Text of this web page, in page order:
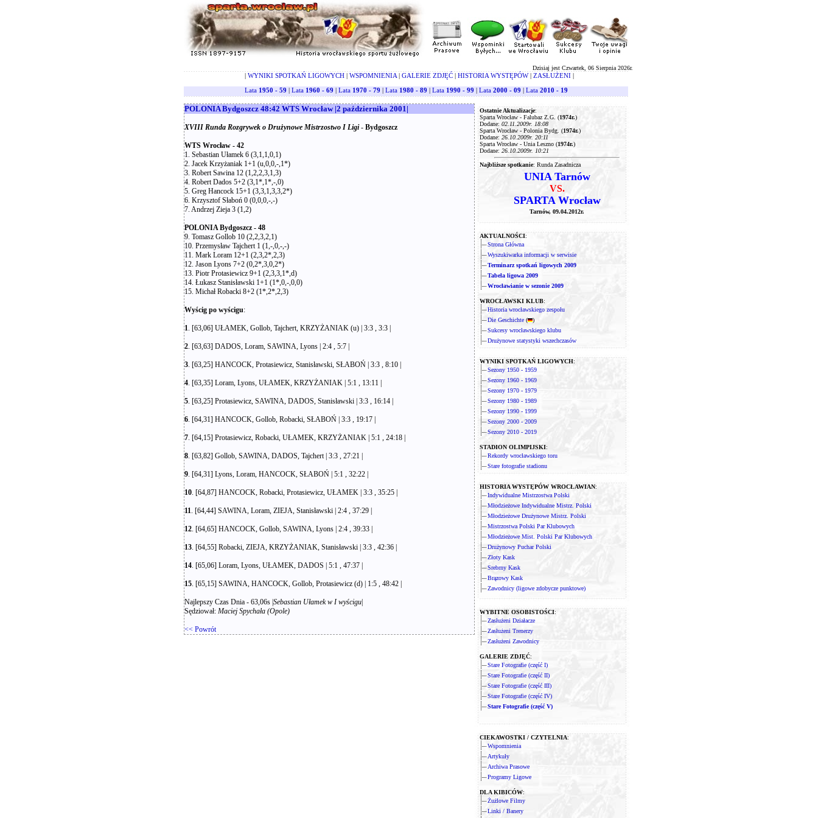
Dzisiaj jest Czwartek, 06 Sierpnia 2026r.
| WYNIKI SPOTKAŃ LIGOWYCH| WSPOMNIENIA| GALERIE ZDJĘĆ| HISTORIA WYSTĘPÓW| ZASŁUŻENI|
Lata 1950 - 59 | Lata 1960 - 69 | Lata 1970 - 79 | Lata 1980 - 89 | Lata 1990 - 99 | Lata 2000 - 09 | Lata 2010 - 19
POLONIA Bydgoszcz 48:42 WTS Wrocław |2 października 2001|
XVIII Runda Rozgrywek o Drużynowe Mistrzostwo I Ligi- Bydgoszcz
WTS Wrocław - 42
1. Sebastian Ułamek 6 (3,1,1,0,1)
2. Jacek Krzyżaniak 1+1 (u,0,0,-,1*)
3. Robert Sawina 12 (1,2,2,3,1,3)
4. Robert Dados 5+2 (3,1*,1*,-,0)
5. Greg Hancock 15+1 (3,3,1,3,3,2*)
6. Krzysztof Słaboń 0 (0,0,0,-,-)
7. Andrzej Zieja 3 (1,2)
POLONIA Bydgoszcz - 48
9. Tomasz Gollob 10 (2,2,3,2,1)
10. Przemysław Tajchert 1 (1,-,0,-,-)
11. Mark Loram 12+1 (2,3,2*,2,3)
12. Jason Lyons 7+2 (0,2*,3,0,2*)
13. Piotr Protasiewicz 9+1 (2,3,3,1*,d)
14. Łukasz Stanisławski 1+1 (1*,0,-,0,0)
15. Michał Robacki 8+2 (1*,2*,2,3)
Wyścig po wyścigu:
1. [63,06] UŁAMEK, Gollob, Tajchert, KRZYŻANIAK (u) | 3:3 , 3:3 |
2. [63,63] DADOS, Loram, SAWINA, Lyons | 2:4 , 5:7 |
3. [63,25] HANCOCK, Protasiewicz, Stanisławski, SŁABOŃ | 3:3 , 8:10 |
4. [63,35] Loram, Lyons, UŁAMEK, KRZYŻANIAK | 5:1 , 13:11 |
5. [63,25] Protasiewicz, SAWINA, DADOS, Stanisławski | 3:3 , 16:14 |
6. [64,31] HANCOCK, Gollob, Robacki, SŁABOŃ | 3:3 , 19:17 |
7. [64,15] Protasiewicz, Robacki, UŁAMEK, KRZYŻANIAK | 5:1 , 24:18 |
8. [63,82] Gollob, SAWINA, DADOS, Tajchert | 3:3 , 27:21 |
9. [64,31] Lyons, Loram, HANCOCK, SŁABOŃ | 5:1 , 32:22 |
10. [64,87] HANCOCK, Robacki, Protasiewicz, UŁAMEK | 3:3 , 35:25 |
11. [64,44] SAWINA, Loram, ZIEJA, Stanisławski | 2:4 , 37:29 |
12. [64,65] HANCOCK, Gollob, SAWINA, Lyons | 2:4 , 39:33 |
13. [64,55] Robacki, ZIEJA, KRZYŻANIAK, Stanisławski | 3:3 , 42:36 |
14. [65,06] Loram, Lyons, UŁAMEK, DADOS | 5:1 , 47:37 |
15. [65,15] SAWINA, HANCOCK, Gollob, Protasiewicz (d) | 1:5 , 48:42 |
Najlepszy Czas Dnia - 63,06s | Sebastian Ułamek w I wyścigu
Sędziował: Maciej Spychała (Opole)
<< Powrót
Ostatnie Aktualizacje:
Sparta Wrocław - Falubaz Z.G. (1974r.)
Dodane: 02.11.2009r. 18:08
Sparta Wrocław - Polonia Bydg. (1974r.)
Dodane: 26.10.2009r. 20:11
Sparta Wrocław - Unia Leszno (1974r.)
Dodane: 26.10.2009r. 10:21
Najbliższe spotkanie: Runda Zasadnicza
UNIA Tarnów
VS.
SPARTA Wrocław
Tarnów, 09.04.2012r.
AKTUALNOŚCI:
Strona Główna
Wyszukiwarka informacji w serwisie
Terminarz spotkań ligowych 2009
Tabela ligowa 2009
Wrocławianie w sezonie 2009
WROCŁAWSKI KLUB:
Historia wrocławskiego zespołu
Die Geschichte (
)
Sukcesy wrocławskiego klubu
Drużynowe statystyki wszechczasów
WYNIKI SPOTKAŃ LIGOWYCH:
Sezony 1950 - 1959
Sezony 1960 - 1969
Sezony 1970 - 1979
Sezony 1980 - 1989
Sezony 1990 - 1999
Sezony 2000 - 2009
Sezony 2010 - 2019
STADION OLIMPIJSKI:
Rekordy wrocławskiego toru
Stare fotografie stadionu
HISTORIA WYSTĘPÓW WROCŁAWIAN:
Indywidualne Mistrzostwa Polski
Młodzieżowe Indywidualne Mistrz. Polski
Młodzieżowe Drużynowe Mistrz. Polski
Mistrzostwa Polski Par Klubowych
Młodzieżowe Mist. Polski Par Klubowych
Drużynowy Puchar Polski
Złoty Kask
Srebrny Kask
Brązowy Kask
Zawodnicy (ligowe zdobycze punktowe)
WYBITNE OSOBISTOŚCI:
Zasłużeni Działacze
Zasłużeni Trenerzy
Zasłużeni Zawodnicy
GALERIE ZDJĘĆ:
Stare Fotografie (część I)
Stare Fotografie (część II)
Stare Fotografie (część III)
Stare Fotografie (część IV)
Stare Fotografie (część V)
CIEKAWOSTKI / CZYTELNIA:
Wspomnienia
Artykuły
Archiwa Prasowe
Programy Ligowe
DLA KIBICÓW:
Żużlowe Filmy
Linki / Banery